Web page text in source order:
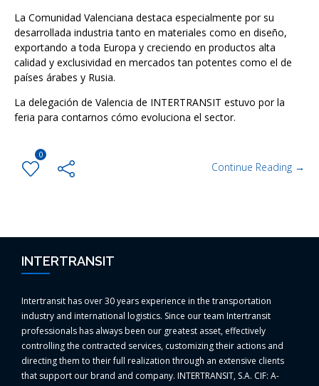
La Comunidad Valenciana destaca especialmente por su
desarrollada industria tanto en materiales como en diseño,
exportando a toda Europa y creciendo en productos alta
calidad y exclusividad en mercados tan potentes como el de
países árabes y Rusia.
La delegación de Valencia de INTERTRANSIT estuvo por la
feria para contarnos cómo evoluciona el sector.
0
Continue Reading →
INTERTRANSIT
Intertransit has over 30 years experience in the transportation
industry and international logistics. Since our team Intertransit
professionals has always been our greatest asset, effectively
controlling the contracted services, customizing their actions and
directing them to their full realization through an extensive clients
that support our brand and company. INTERTRANSIT, S.A. CIF: A-